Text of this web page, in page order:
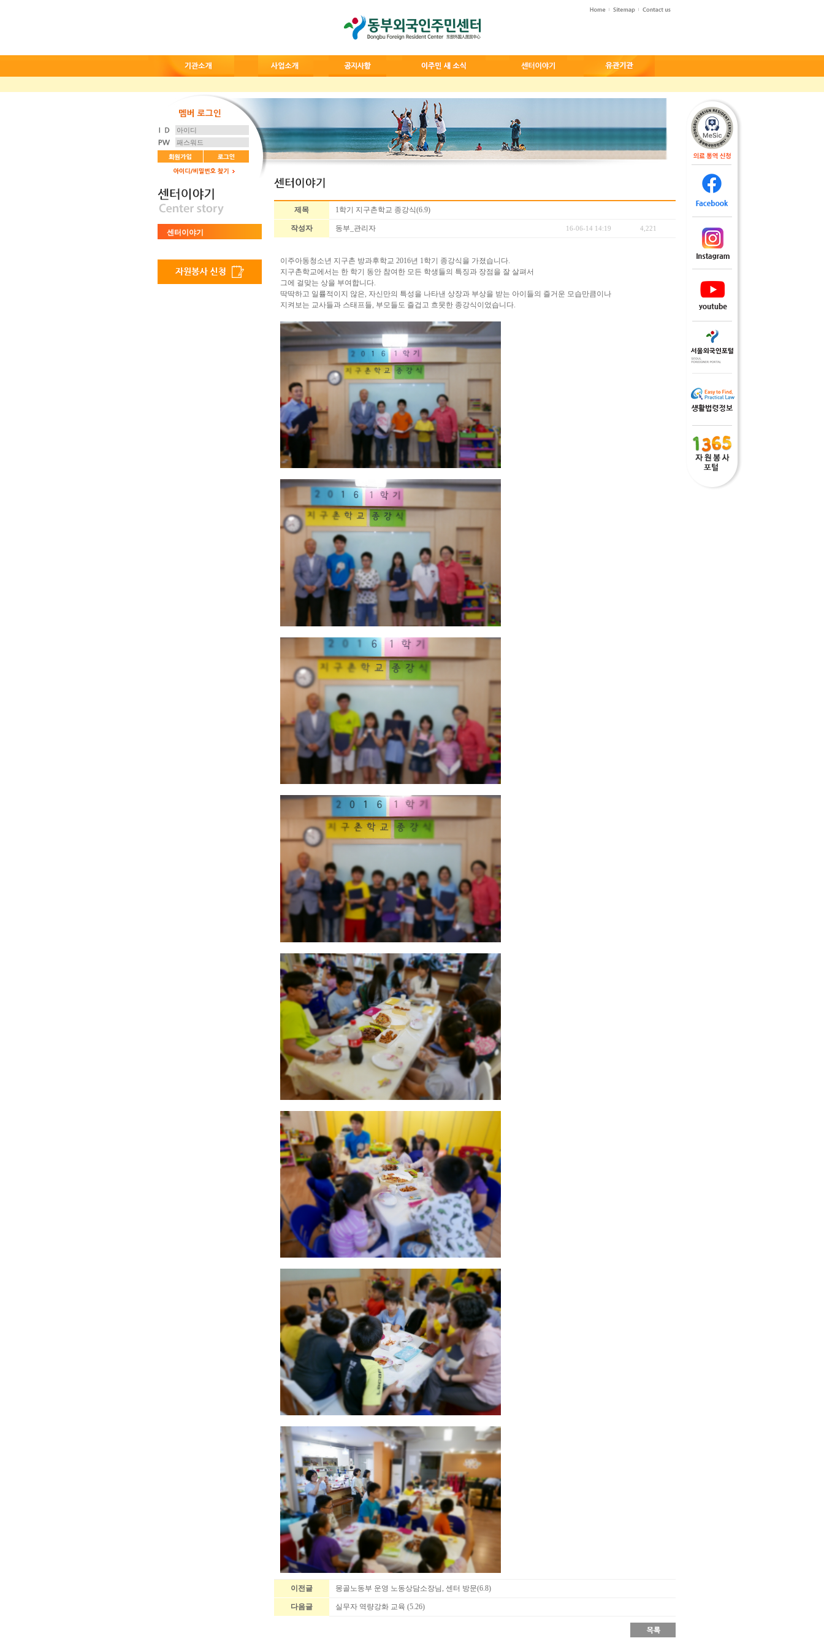
센터이야기
제목 1학기 지구촌학교 종강식(6.9)
작성자 동부_관리자 16-06-14 14:19 4,221
이주아동청소년 지구촌 방과후학교 2016년 1학기 종강식을 가졌습니다.
지구촌학교에서는 한 학기 동안 참여한 모든 학생들의 특징과 장점을 잘 살펴서
그에 걸맞는 상을 부여합니다.
딱딱하고 일률적이지 않은, 자신만의 특성을 나타낸 상장과 부상을 받는 아이들의 즐거운 모습만큼이나
지켜보는 교사들과 스태프들, 부모들도 즐겁고 흐뭇한 종강식이었습니다.
이전글 몽골노동부 운영 노동상담소장님, 센터 방문(6.8)
다음글 실무자 역량강화 교육 (5.26)